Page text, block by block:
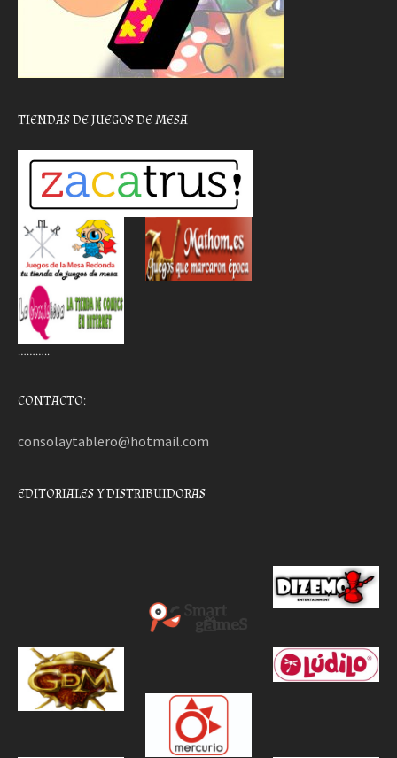
TIENDAS DE JUEGOS DE MESA
………..
CONTACTO:
consolaytablero@hotmail.com
EDITORIALES Y DISTRIBUIDORAS